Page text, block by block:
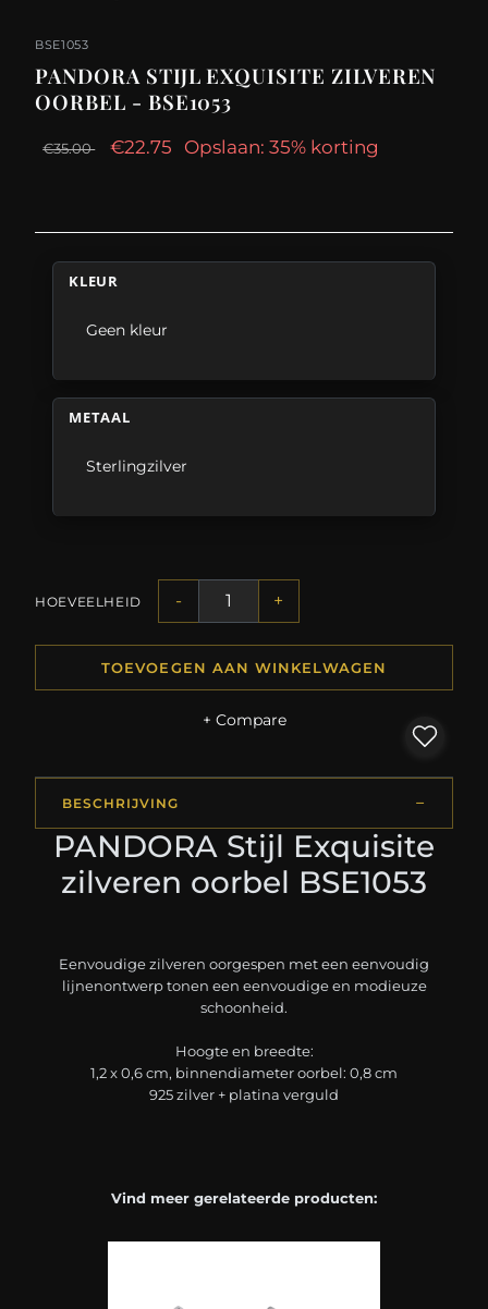
BSE1053
PANDORA STIJL EXQUISITE ZILVEREN
OORBEL - BSE1053
€35.00 €22.75 Opslaan: 35% korting
KLEUR
Geen kleur
METAAL
Sterlingzilver
HOEVEELHEID - +
TOEVOEGEN AAN WINKELWAGEN
+ Compare
BESCHRIJVING
PANDORA Stijl Exquisite
zilveren oorbel BSE1053
Eenvoudige zilveren oorgespen met een eenvoudig
lijnenontwerp tonen een eenvoudige en modieuze
schoonheid.
Hoogte en breedte:
1,2 x 0,6 cm, binnendiameter oorbel: 0,8 cm
925 zilver + platina verguld
Vind meer gerelateerde producten: